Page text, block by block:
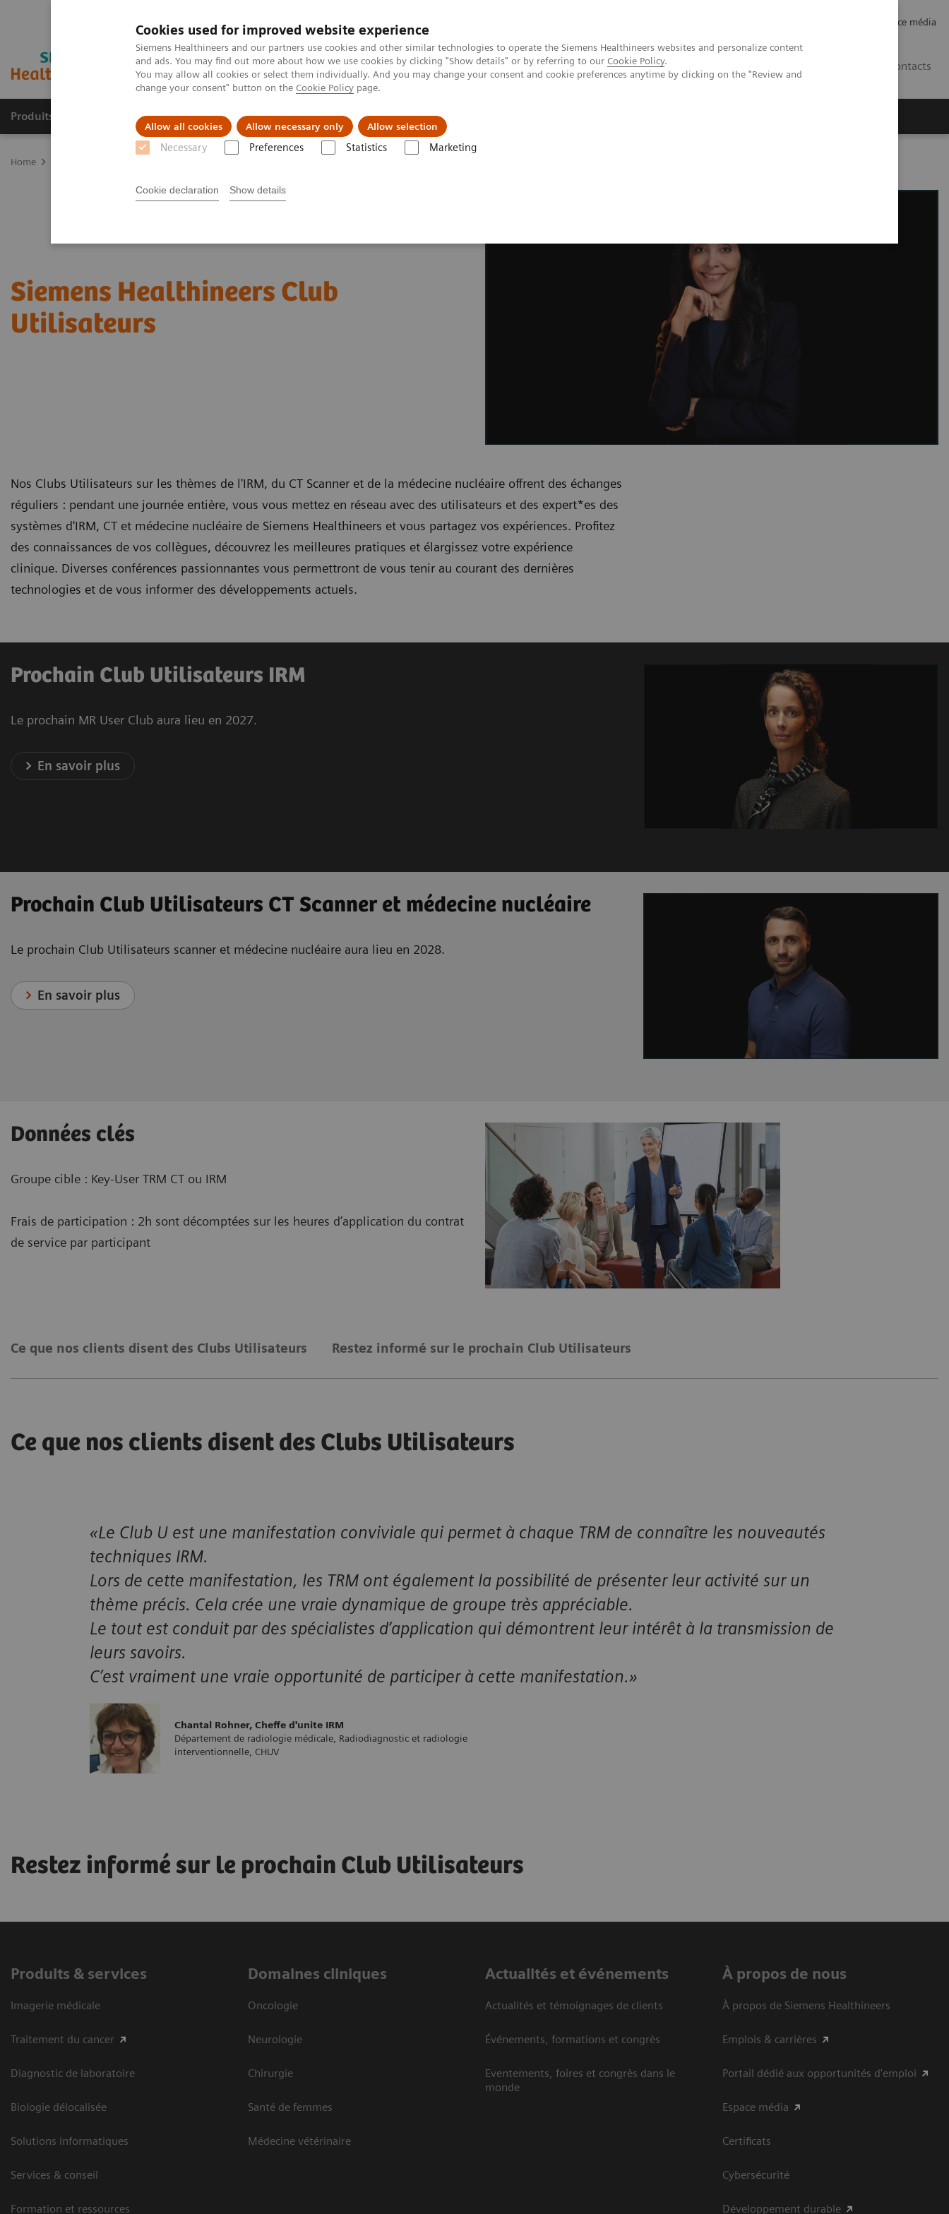
Cookies used for improved website experience
Siemens Healthineers and our partners use cookies and other similar technologies to operate the Siemens Healthineers websites and personalize content
and ads. You may find out more about how we use cookies by clicking "Show details" or by referring to our Cookie Policy.
You may allow all cookies or select them individually. And you may change your consent and cookie preferences anytime by clicking on the "Review and
change your consent" button on the Cookie Policy page.
Allow all cookies Allow necessary only Allow selection
Necessary Preferences Statistics Marketing
Cookie declaration Show details
Espace média
Contacts
Produits & services Domaines cliniques Actualités et événements
Home
Siemens Healthineers Club
Utilisateurs
Nos Clubs Utilisateurs sur les thèmes de l'IRM, du CT Scanner et de la médecine nucléaire offrent des échanges
réguliers : pendant une journée entière, vous vous mettez en réseau avec des utilisateurs et des expert*es des
systèmes d'IRM, CT et médecine nucléaire de Siemens Healthineers et vous partagez vos expériences. Profitez
des connaissances de vos collègues, découvrez les meilleures pratiques et élargissez votre expérience
clinique. Diverses conférences passionnantes vous permettront de vous tenir au courant des dernières
technologies et de vous informer des développements actuels.
Prochain Club Utilisateurs IRM
Le prochain MR User Club aura lieu en 2027.
En savoir plus
Prochain Club Utilisateurs CT Scanner et médecine nucléaire
Le prochain Club Utilisateurs scanner et médecine nucléaire aura lieu en 2028.
En savoir plus
Données clés
Groupe cible : Key-User TRM CT ou IRM
Frais de participation : 2h sont décomptées sur les heures d’application du contrat
de service par participant
Ce que nos clients disent des Clubs Utilisateurs Restez informé sur le prochain Club Utilisateurs
Ce que nos clients disent des Clubs Utilisateurs
«Le Club U est une manifestation conviviale qui permet à chaque TRM de connaître les nouveautés
techniques IRM.
Lors de cette manifestation, les TRM ont également la possibilité de présenter leur activité sur un
thème précis. Cela crée une vraie dynamique de groupe très appréciable.
Le tout est conduit par des spécialistes d’application qui démontrent leur intérêt à la transmission de
leurs savoirs.
C’est vraiment une vraie opportunité de participer à cette manifestation.»
Chantal Rohner, Cheffe d'unite IRM
Département de radiologie médicale, Radiodiagnostic et radiologie
interventionnelle, CHUV
Restez informé sur le prochain Club Utilisateurs
Produits & services
Imagerie médicale
Traitement du cancer
Diagnostic de laboratoire
Biologie délocalisée
Solutions informatiques
Services & conseil
Formation et ressources
Domaines cliniques
Oncologie
Neurologie
Chirurgie
Santé de femmes
Médecine vétérinaire
Actualités et événements
Actualités et témoignages de clients
Événements, formations et congrès
Eventements, foires et congrès dans le
monde
À propos de nous
À propos de Siemens Healthineers
Emplois & carrières
Portail dédié aux opportunités d'emploi
Espace média
Certificats
Cybersécurité
Développement durable